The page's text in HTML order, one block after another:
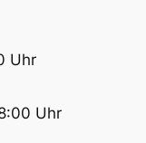
Uhr
Uhr